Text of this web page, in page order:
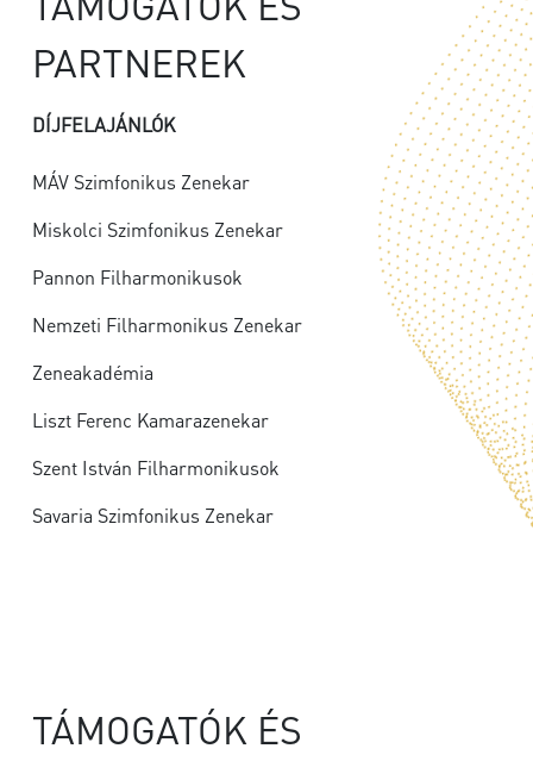
PARTNEREK
DÍJFELAJÁNLÓK
MÁV Szimfonikus Zenekar
Miskolci Szimfonikus Zenekar
Pannon Filharmonikusok
Nemzeti Filharmonikus Zenekar
Zeneakadémia
Liszt Ferenc Kamarazenekar
Szent István Filharmonikusok
Savaria Szimfonikus Zenekar
TÁMOGATÓK ÉS